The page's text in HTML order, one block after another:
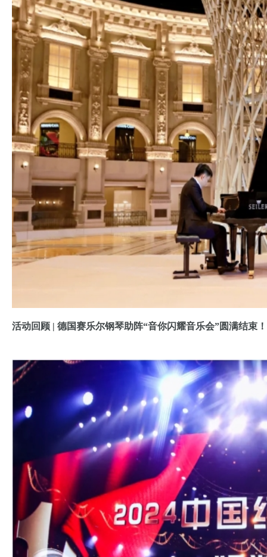
活动回顾 | 德国赛乐尔钢琴助阵“音你闪耀音乐会”圆满结束！
四大赛区比赛盛况
年钢琴大赛（太原赛区